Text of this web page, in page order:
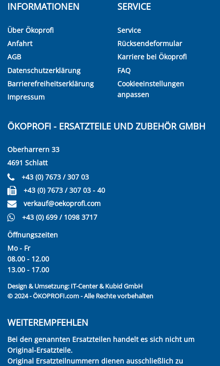
INFORMATIONEN
Über Ökoprofi
Anfahrt
AGB
Datenschutzerklärung
Barrierefreiheitserklärung
Impressum
SERVICE
Service
Rücksendeformular
Karriere bei Ökoprofi
FAQ
Cookieeinstellungen
anpassen
ÖKOPROFI - ERSATZTEILE UND ZUBEHÖR GMBH
Oberharrern 33
4691 Schlatt
+43 (0) 7673 / 307 03
+43 (0) 7673 / 307 03 - 40
verkauf@oekoprofi.com
+43 (0) 699 / 1098 3717
Öffnungszeiten
Mo - Fr
08.00 - 12.00
13.00 - 17.00
Design & Umsetzung: IT-Center & Kubid GmbH
© 2024 - ÖKOPROFI.com - Alle Rechte vorbehalten
WEITEREMPFEHLEN
Bei den genannten Ersatzteilen handelt es sich nicht um
Original-Ersatzteile.
Original Ersatzteilnummern dienen ausschließlich zu